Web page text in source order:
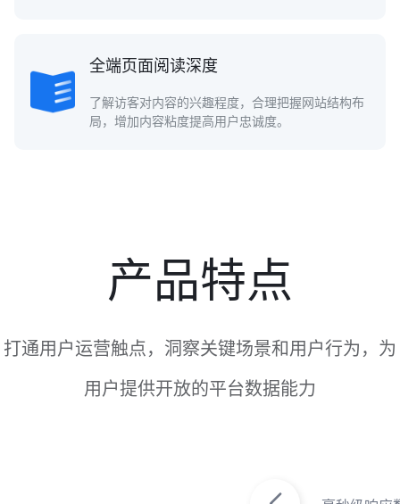
全端页面阅读深度
了解访客对内容的兴趣程度，合理把握网站结构布
局，增加内容粘度提高用户忠诚度。
产品特点
打通用户运营触点，洞察关键场景和用户行为，为
用户提供开放的平台数据能力